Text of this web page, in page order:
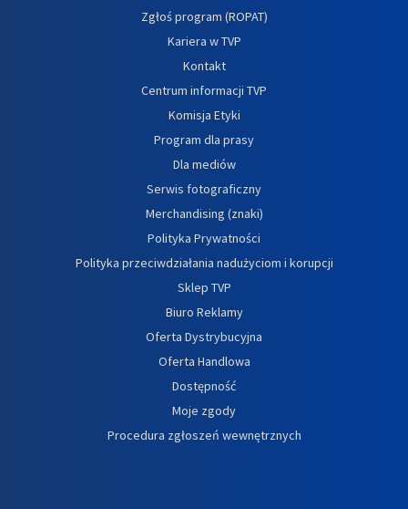
Zgłoś program (ROPAT)
Kariera w TVP
Kontakt
Centrum informacji TVP
Komisja Etyki
Program dla prasy
Dla mediów
Serwis fotograficzny
Merchandising (znaki)
Polityka Prywatności
Polityka przeciwdziałania nadużyciom i korupcji
Sklep TVP
Biuro Reklamy
Oferta Dystrybucyjna
Oferta Handlowa
Dostępność
Moje zgody
Procedura zgłoszeń wewnętrznych